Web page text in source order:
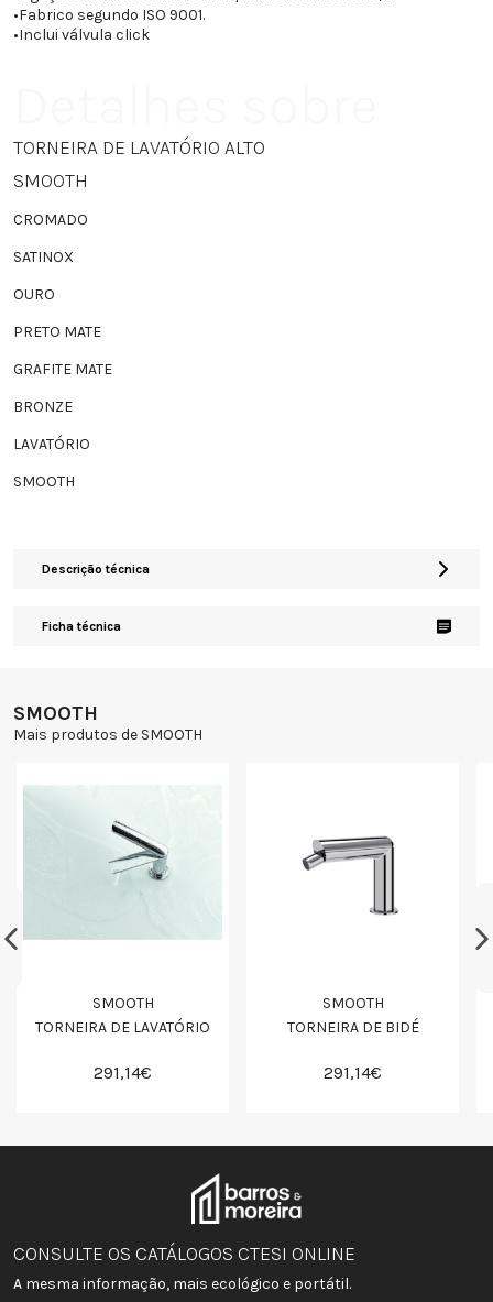
•Fabrico segundo ISO 9001.
•Inclui válvula click
TORNEIRA DE LAVATÓRIO ALTO
SMOOTH
CROMADO
SATINOX
OURO
PRETO MATE
GRAFITE MATE
BRONZE
LAVATÓRIO
SMOOTH
Descrição técnica
Ficha técnica
SMOOTH
Mais produtos de SMOOTH
SMOOTH
TORNEIRA DE LAVATÓRIO
291,14€
SMOOTH
TORNEIRA DE BIDÉ
291,14€
CONSULTE OS CATÁLOGOS CTESI ONLINE
A mesma informação, mais ecológico e portátil.